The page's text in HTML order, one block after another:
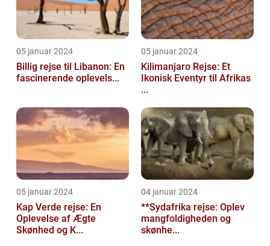
05 januar 2024
Billig rejse til Libanon: En
fascinerende oplevels...
05 januar 2024
Kilimanjaro Rejse: Et
Ikonisk Eventyr til Afrikas
...
05 januar 2024
Kap Verde rejse: En
Oplevelse af Ægte
Skønhed og K...
04 januar 2024
**Sydafrika rejse: Oplev
mangfoldigheden og
skønhe...